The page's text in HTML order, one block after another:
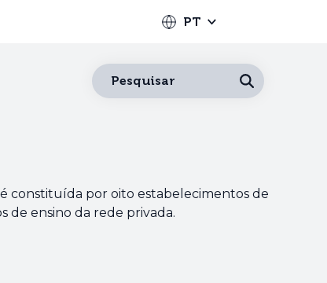
PT
Português
Español
Pesquisar
é constituída por oito estabelecimentos de
de ensino da rede privada.